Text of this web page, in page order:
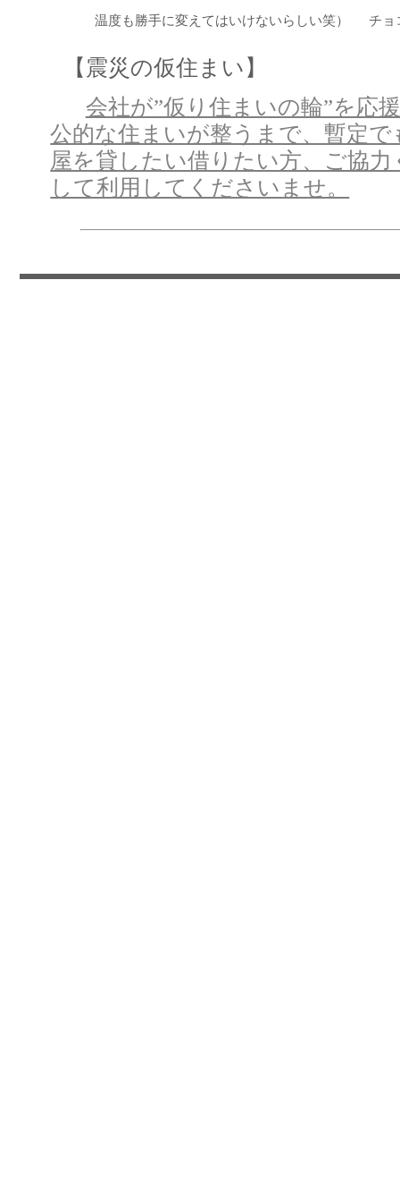
温度も勝手に変えてはいけないらしい笑） チョ
【震災の仮住まい】
会社が”仮り住まいの輪”を
公的な住まいが整うまで、暫定
屋を貸したい借りたい方、ご協
して利用してくださいませ。